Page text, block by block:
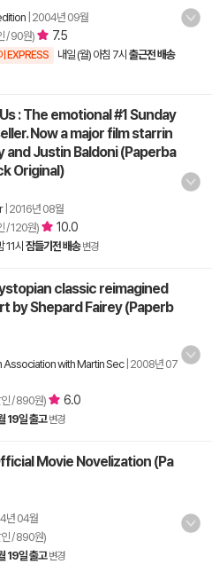
2004년 09월
/ 90원) 7.5
EXPRESS 내일 (월) 아침 7시 출근전 배송
: The emotional #1 Sunday
Now a major film starrin
and Justin Baldoni (Paperba
Original)
| 2016년 08월
/ 120원) 10.0
11시 잠들기전 배송 변경
classic reimagined
by Shepard Fairey (Paperb
Association with Martin Sec| 2008년 07
/ 890원) 6.0
19일 출고 변경
Movie Novelization (Pa
년 04월
/ 890원)
19일 출고 변경